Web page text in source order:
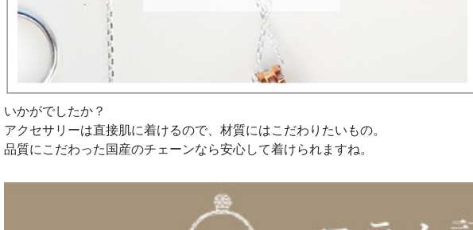
いかがでしたか？
アクセサリーは直接肌に着けるので、材質にはこだわりたいもの。
品質にこだわった国産のチェーンなら安心して着けられますね。